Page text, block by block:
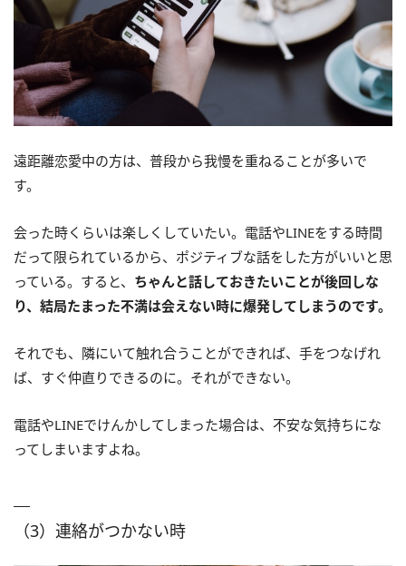
遠距離恋愛中の方は、普段から我慢を重ねることが多いで
す。
会った時くらいは楽しくしていたい。電話やLINEをする時間
だって限られているから、ポジティブな話をした方がいいと思
っている。すると、 ちゃんと話しておきたいことが後回しな
り、結局たまった不満は会えない時に爆発してしまうのです。
それでも、隣にいて触れ合うことができれば、手をつなげれ
ば、すぐ仲直りできるのに。それができない。
電話やLINEでけんかしてしまった場合は、不安な気持ちにな
ってしまいますよね。
（3）連絡がつかない時